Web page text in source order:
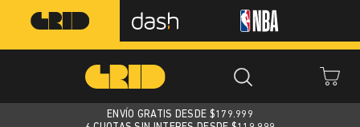
ENVÍO GRATIS DESDE $179.999